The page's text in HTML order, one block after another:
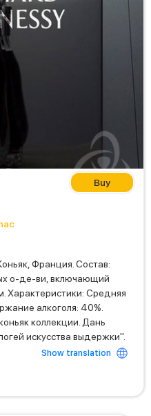
Buy
Франция. Состав:
о-де-ви, включающий
Характеристики: Средняя
алкоголя: 40%.
коллекции. Дань
искусства выдержки".
Show translation